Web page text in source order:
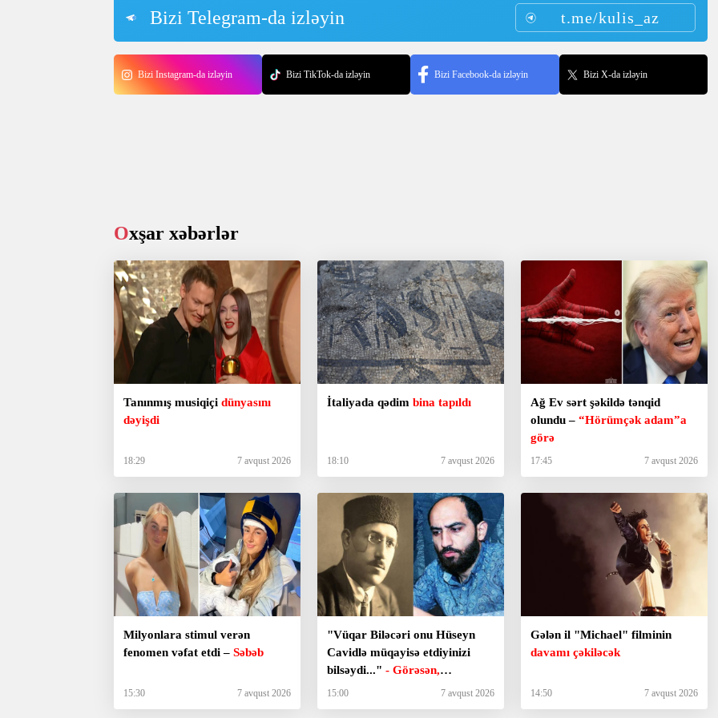
Bizi Telegram-da izləyin t.me/kulis_az
Bizi Instagram-da izləyin Bizi TikTok-da izləyin Bizi Facebook-da izləyin Bizi X-da izləyin
Oxşar xəbərlər
Tanınmış musiqiçi dünyasını
dəyişdi
18:29 7 avqust 2026
İtaliyada qədim bina tapıldı
18:10 7 avqust 2026
Ağ Ev sərt şəkildə tənqid
olundu – “Hörümçək adam”a
görə
17:45 7 avqust 2026
Milyonlara stimul verən
fenomen vəfat etdi – Səbəb
15:30 7 avqust 2026
"Vüqar Biləcəri onu Hüseyn
Cavidlə müqayisə etdiyinizi
bilsəydi..." - Görəsən,
meyxanaçılar bizdən inciməz
15:00 7 avqust 2026
Gələn il "Michael" filminin
davamı çəkiləcək
14:50 7 avqust 2026